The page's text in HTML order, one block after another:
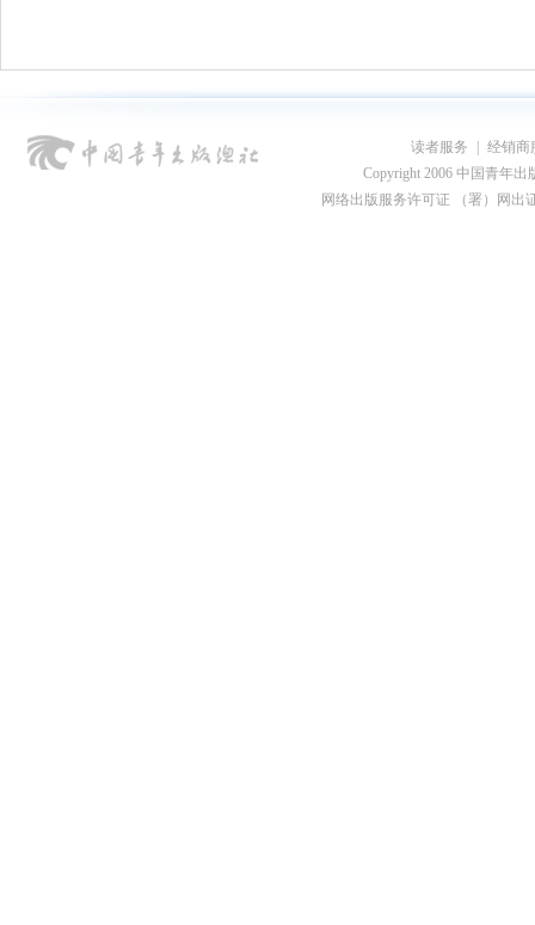
读者服务
经销商
Copyright 2006 中国青年出
网络出版服务许可证 （署）网出